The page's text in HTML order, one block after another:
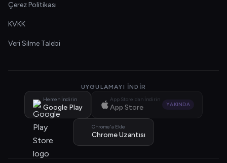
Çerez Politikası
KVKK
Veri Silme Talebi
UYGULAMAYI İNDIR
Hemen İndirin
Google Play
App Store'dan İndirin
App Store YAKINDA
Chrome'a Ekle
Chrome Uzantısı